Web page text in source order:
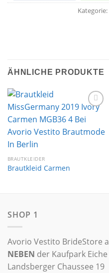
Kategorie:
ÄHNLICHE PRODUKTE
Wunschliste
BRAUTKLEIDER
Brautkleid Carmen
SHOP 1
Avorio Vestito BrideStore
NEBEN der Kaufpark
Landsberger Chaussee 19